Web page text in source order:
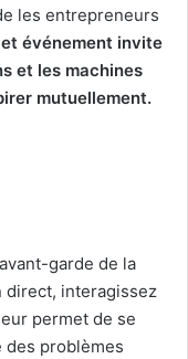
les entrepreneurs
événement invite
et les machines
mutuellement.
garde de la
direct, interagissez
permet de se
des problèmes